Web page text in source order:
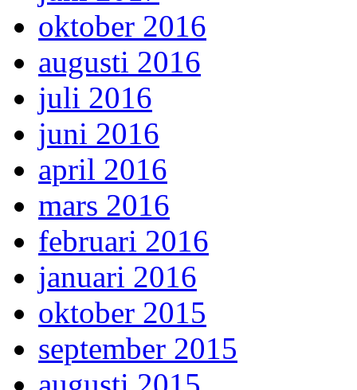
oktober 2016
augusti 2016
juli 2016
juni 2016
april 2016
mars 2016
februari 2016
januari 2016
oktober 2015
september 2015